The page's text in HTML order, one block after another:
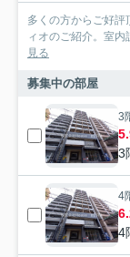
多くの方からご好
ィオのご紹介。室
見る
募集中の部屋
3
3
4
4